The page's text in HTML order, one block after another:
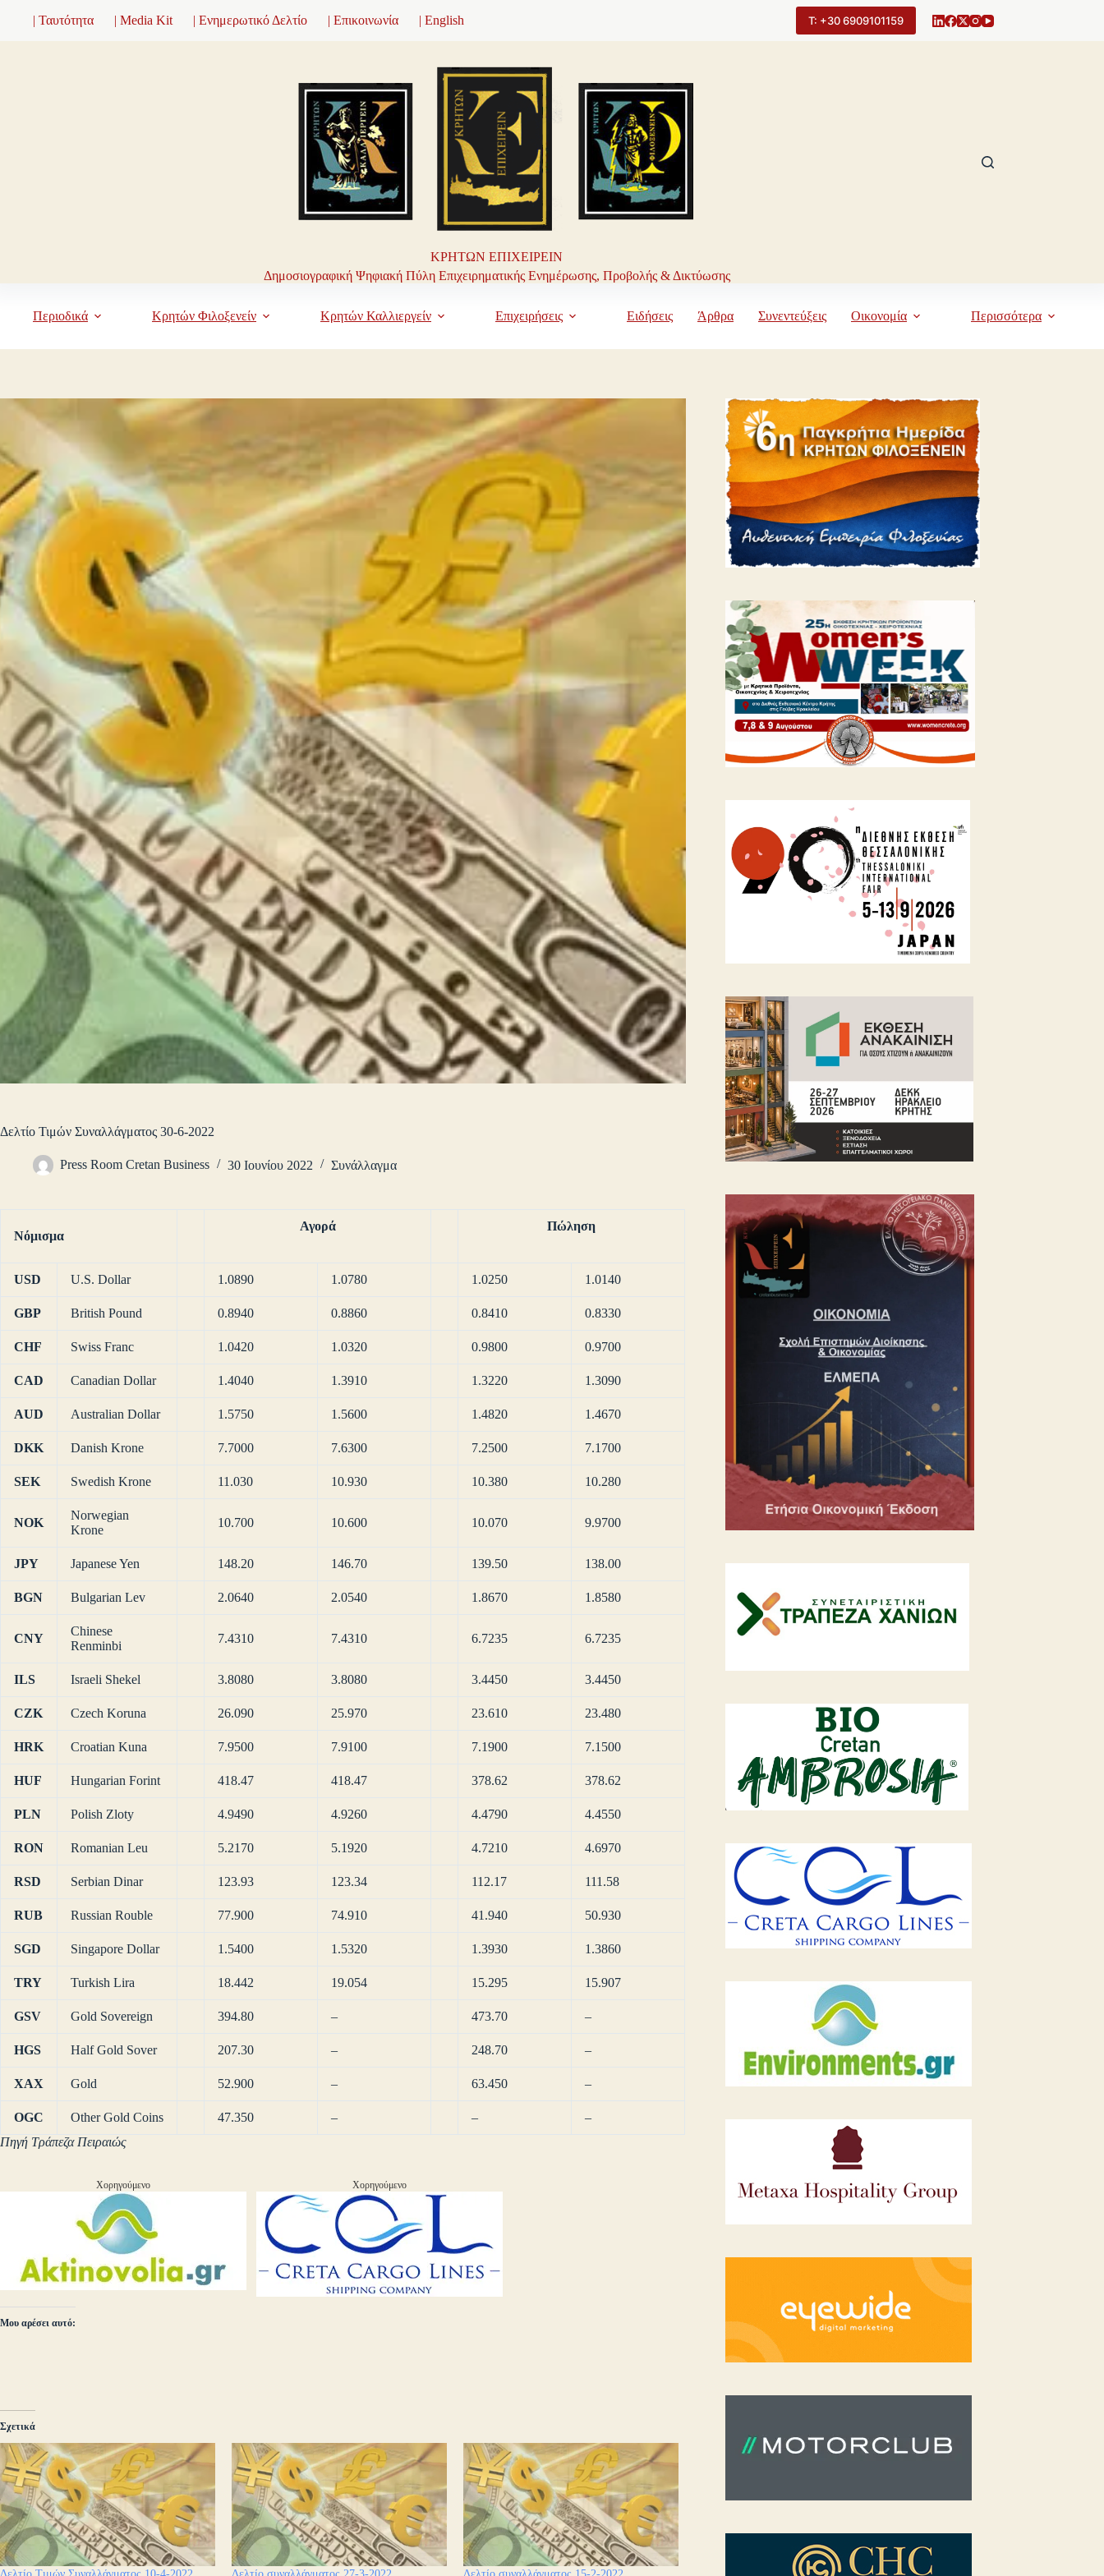
| Ταυτότητα | Media Kit | Ενημερωτικό Δελτίο | Επικοινωνία | English Τ: +30 6909101159
ΚΡΗΤΩΝ ΕΠΙΧΕΙΡΕΙΝ
Δημοσιογραφική Ψηφιακή Πύλη Επιχειρηματικής Ενημέρωσης, Προβολής & Δικτύωσης
Περιοδικά Κρητών Φιλοξενείν Κρητών Καλλιεργείν Επιχειρήσεις Ειδήσεις Άρθρα Συνεντεύξεις Οικονομία Περισσότερα
Δελτίο Τιμών Συναλλάγματος 30-6-2022
Press Room Cretan Business 30 Ιουνίου 2022 Συνάλλαγμα
Νόμισμα
Αγορά Πώληση
USD U.S. Dollar 1.0890 1.0780 1.0250 1.0140
GBP British Pound 0.8940 0.8860 0.8410 0.8330
CHF Swiss Franc 1.0420 1.0320 0.9800 0.9700
CAD Canadian Dollar 1.4040 1.3910 1.3220 1.3090
AUD Australian Dollar 1.5750 1.5600 1.4820 1.4670
DKK Danish Krone 7.7000 7.6300 7.2500 7.1700
SEK Swedish Krone 11.030 10.930 10.380 10.280
NOK
Norwegian
Krone
10.700 10.600 10.070 9.9700
JPY Japanese Yen 148.20 146.70 139.50 138.00
BGN Bulgarian Lev 2.0640 2.0540 1.8670 1.8580
CNY
Chinese
Renminbi
7.4310 7.4310 6.7235 6.7235
ILS Israeli Shekel 3.8080 3.8080 3.4450 3.4450
CZK Czech Koruna 26.090 25.970 23.610 23.480
HRK Croatian Kuna 7.9500 7.9100 7.1900 7.1500
HUF Hungarian Forint 418.47 418.47 378.62 378.62
PLN Polish Zloty 4.9490 4.9260 4.4790 4.4550
RON Romanian Leu 5.2170 5.1920 4.7210 4.6970
RSD Serbian Dinar 123.93 123.34 112.17 111.58
RUB Russian Rouble 77.900 74.910 41.940 50.930
SGD Singapore Dollar 1.5400 1.5320 1.3930 1.3860
TRY Turkish Lira 18.442 19.054 15.295 15.907
GSV Gold Sovereign 394.80 – 473.70 –
HGS Half Gold Sover 207.30 – 248.70 –
XAX Gold 52.900 – 63.450 –
OGC Other Gold Coins 47.350 – –
–
Πηγή Τράπεζα Πειραιώς
Χορηγούμενο Χορηγούμενο
Μου αρέσει αυτό:
Σχετικά